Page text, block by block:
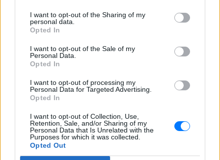
I want to opt-out of the Sharing of my
personal data.
Opted In
I want to opt-out of the Sale of my
Personal Data.
Opted In
I want to opt-out of processing my
Personal Data for Targeted Advertising.
Opted In
I want to opt-out of Collection, Use,
Retention, Sale, and/or Sharing of my
Personal Data that Is Unrelated with the
Purposes for which it was collected.
Opted Out
ΘΈΑΤΡΟ+ΧΟΡΌΣ
«Δεν δεχόμαστε τελεσίγραφα»:
ΘΈΑΤΡΟ+ΧΟΡΌΣ ΣΉΜΕΡΑ